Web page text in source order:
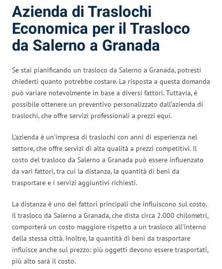
Azienda di Traslochi
Economica per il Trasloco
da Salerno a Granada
Se stai pianificando un trasloco da Salerno a Granada, potresti
chiederti quanto potrebbe costare. La risposta a questa domanda
può variare notevolmente in base a diversi fattori. Tuttavia, è
possibile ottenere un preventivo personalizzato dall’azienda di
traslochi, che offre servizi professionali a prezzi equi.
L’azienda è un’impresa di traslochi con anni di esperienza nel
settore, che offre servizi di alta qualità a prezzi competitivi. Il
costo del trasloco da Salerno a Granada può essere influenzato
da vari fattori, tra cui la distanza, la quantità di beni da
trasportare e i servizi aggiuntivi richiesti.
La distanza è uno dei fattori principali che influiscono sul costo.
Il trasloco da Salerno a Granada, che dista circa 2.000 chilometri,
comporterà un costo maggiore rispetto a un trasloco all’interno
della stessa città. Inoltre, la quantità di beni da trasportare
influisce anche sul prezzo: più oggetti devono essere trasportati,
più alto sarà il costo.